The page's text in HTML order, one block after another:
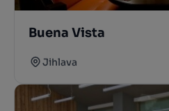
Buena Vista
Jihlava